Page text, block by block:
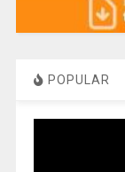
POPULAR